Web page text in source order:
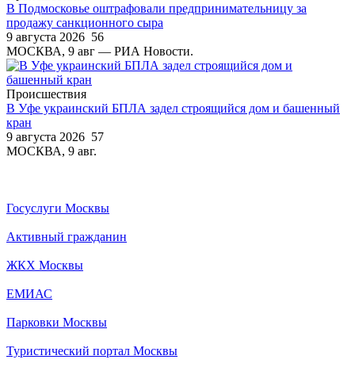
В Подмосковье оштрафовали предпринимательницу за
продажу санкционного сыра
9 августа 2026 56
МОСКВА, 9 авг — РИА Новости.
Происшествия
В Уфе украинский БПЛА задел строящийся дом и башенный
кран
9 августа 2026 57
МОСКВА, 9 авг.
Госуслуги Москвы
Активный гражданин
ЖКХ Москвы
ЕМИАС
Парковки Москвы
Туристический портал Москвы